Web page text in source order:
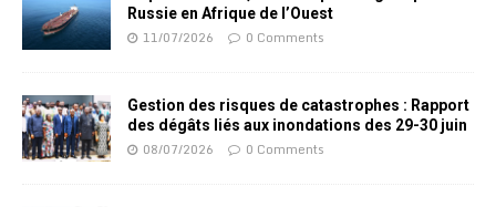
Russie en Afrique de l’Ouest
11/07/2026 0 Comments
Gestion des risques de catastrophes : Rapport
des dégâts liés aux inondations des 29-30 juin
08/07/2026 0 Comments